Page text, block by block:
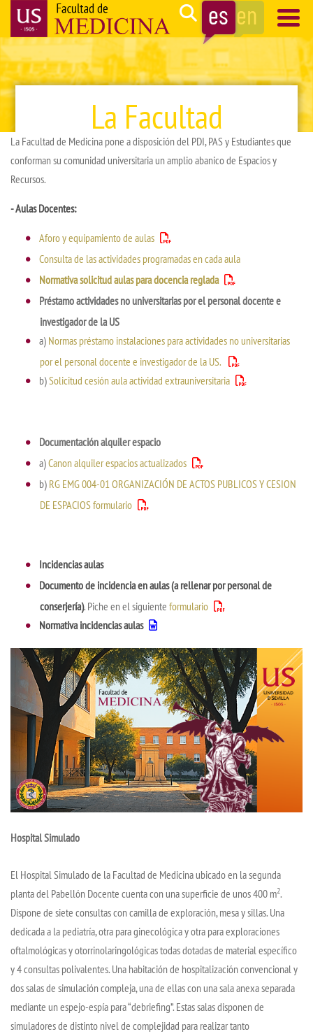
Pasar
contenido
principal
Search
Navegación
principal
La Facultad
La Facultad de Medicina pone a disposición del PDI, PAS y Estudiantes que
conforman su comunidad universitaria un amplio abanico de Espacios y
Recursos.
- Aulas Docentes:
Aforo y equipamiento de aulas
Consulta de las actividades programadas en cada aula
Normativa solicitud aulas para docencia reglada
Préstamo actividades no universitarias por el personal docente e
investigador de la US
a) Normas préstamo instalaciones para actividades no universitarias
por el personal docente e investigador de la US.
b)Solicitud cesión aula actividad extrauniversitaria
Documentación alquiler espacio
a)Canon alquiler espacios actualizados
b) RG EMG 004-01 ORGANIZACIÓN DE ACTOS PUBLICOS Y CESION
DE ESPACIOS formulario
Incidencias aulas
Documento de incidencia en aulas (a rellenar por personal de
conserjería). Piche en el siguiente formulario
Normativa incidencias aulas
Hospital Simulado
El Hospital Simulado de la Facultad de Medicina ubicado en la segunda
planta del Pabellón Docente cuenta con una superficie de unos 400 m2.
Dispone de siete consultas con camilla de exploración, mesa y sillas. Una
dedicada a la pediatría, otra para ginecológica y otra para exploraciones
oftalmológicas y otorrinolaringológicas todas dotadas de material específico
y 4 consultas polivalentes. Una habitación de hospitalización convencional y
dos salas de simulación compleja, una de ellas con una sala anexa separada
mediante un espejo-espía para “debriefing”. Estas salas disponen de
simuladores de distinto nivel de complejidad para realizar tanto